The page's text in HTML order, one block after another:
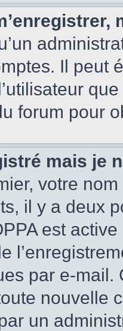
Il peut
forum pour
mais je
votre
il y a deux
est
par e-
nouvelle
un